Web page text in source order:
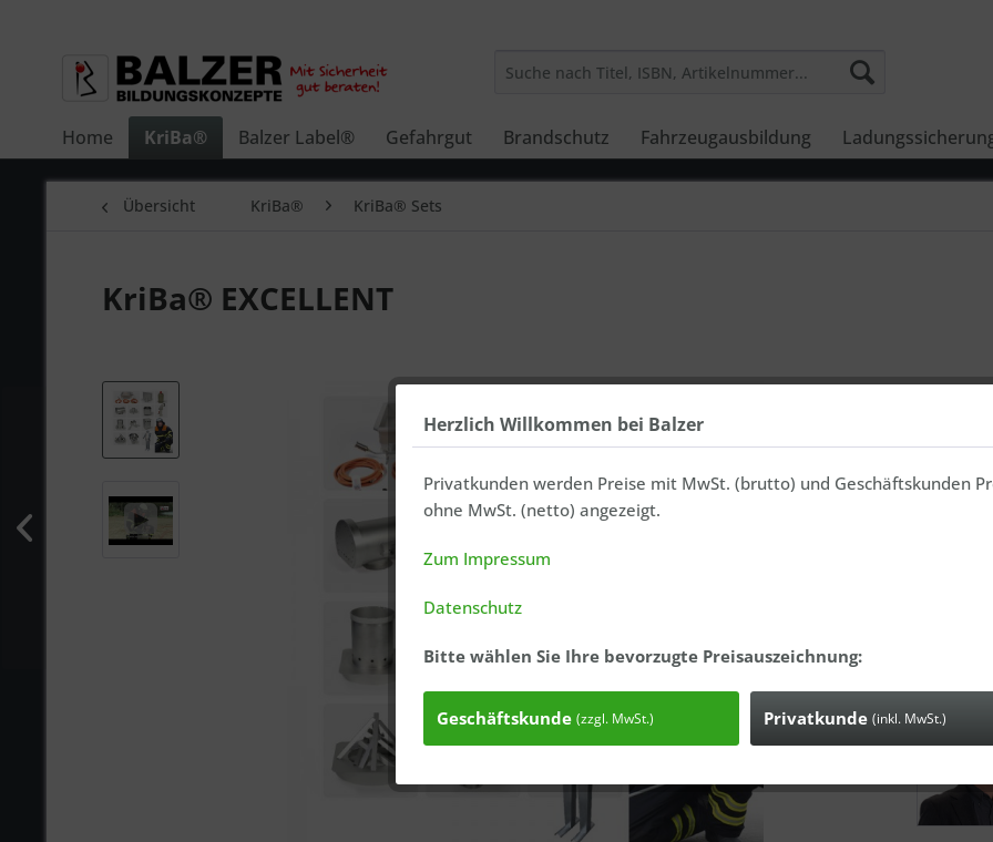
Home KriBa® Balzer Label® Gefahrgut Brandschutz Fahrzeugausbildung
Übersicht KriBa® KriBa® Sets
KriBa® EXCELLENT
Lieferzeit
Herzlich Willkommen bei Balzer
Privatkunden werden Preise mit MwSt. (brutto) und Geschäftskunden
ohne MwSt. (netto) angezeigt.
Zum Impressum
Datenschutz
Bitte wählen Sie Ihre bevorzugte Preisauszeichnung:
Geschäftskunde (zzgl. MwSt.) Privatkunde (inkl. MwSt.)